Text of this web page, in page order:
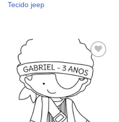
Tecido jeep
Adicionar
aos
meus
desejos